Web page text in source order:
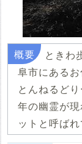
ときわ
阜市にある
とんねるど
年の幽霊が
ットと呼ばれ